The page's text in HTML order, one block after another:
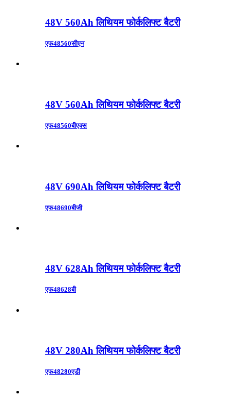
48V 560Ah लिथियम फोर्कलिफ्ट बैटरी
एफ48560सीएन
48V 560Ah लिथियम फोर्कलिफ्ट बैटरी
एफ48560बीएक्स
48V 690Ah लिथियम फोर्कलिफ्ट बैटरी
एफ48690बीजी
48V 628Ah लिथियम फोर्कलिफ्ट बैटरी
एफ48628बी
48V 280Ah लिथियम फोर्कलिफ्ट बैटरी
एफ48280एडी